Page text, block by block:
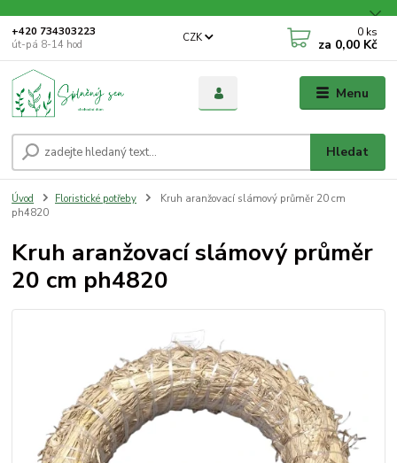
Menu
CZK
Hledat
+420 734303223
út-pá 8-14 hod
0 ks
za 0,00 Kč
Úvod Floristické potřeby
Kruh aranžovací slámový průměr 20 cm
ph4820
Kruh aranžovací slámový průměr
20 cm ph4820